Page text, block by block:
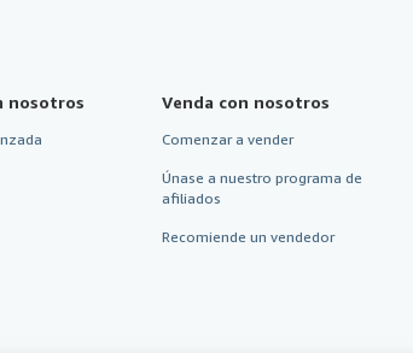
nosotros Venda con nosotros
Comenzar a vender
Únase a nuestro programa de
afiliados
Recomiende un vendedor